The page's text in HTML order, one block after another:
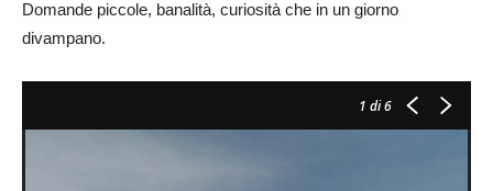
Domande piccole, banalità, curiosità che in un giorno
divampano.
1 di 6